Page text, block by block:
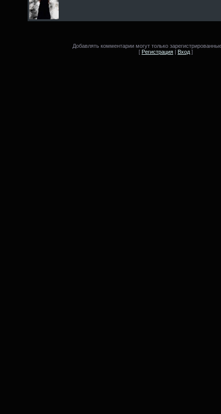
Добавлять комментарии могут только
[ Регистрация | Вход ]